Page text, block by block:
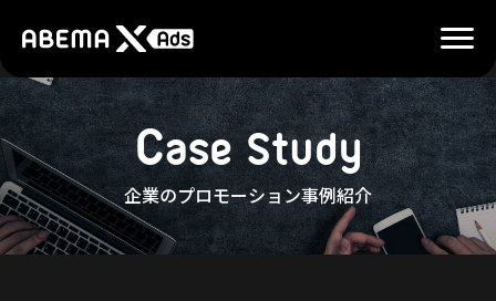
Case Study
企業のプロモーション事例紹介